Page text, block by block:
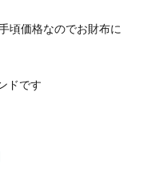
頃価格なのでお財布に
ドです